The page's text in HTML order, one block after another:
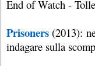
End of Watch -
Prisoners (2013):
indagare sulla